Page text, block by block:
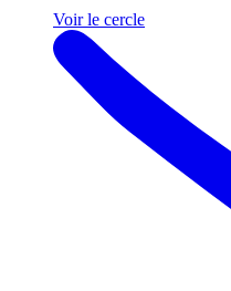
Voir le cercle